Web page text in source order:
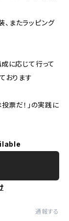
、またラッピング
に応じて行って
おります
票だ！」の実践に
通報する